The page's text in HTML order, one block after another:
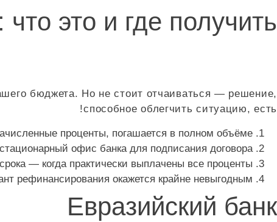
это и где получить
бюджета. Но не стоит отчаиваться — решение,
способное облегчить ситуацию, есть!
проценты, погашается в полном объёме.
офис банка для подписания договора.
— когда практически выплачены все проценты.
рефинансирования окажется крайне невыгодным.
Евразийский банк